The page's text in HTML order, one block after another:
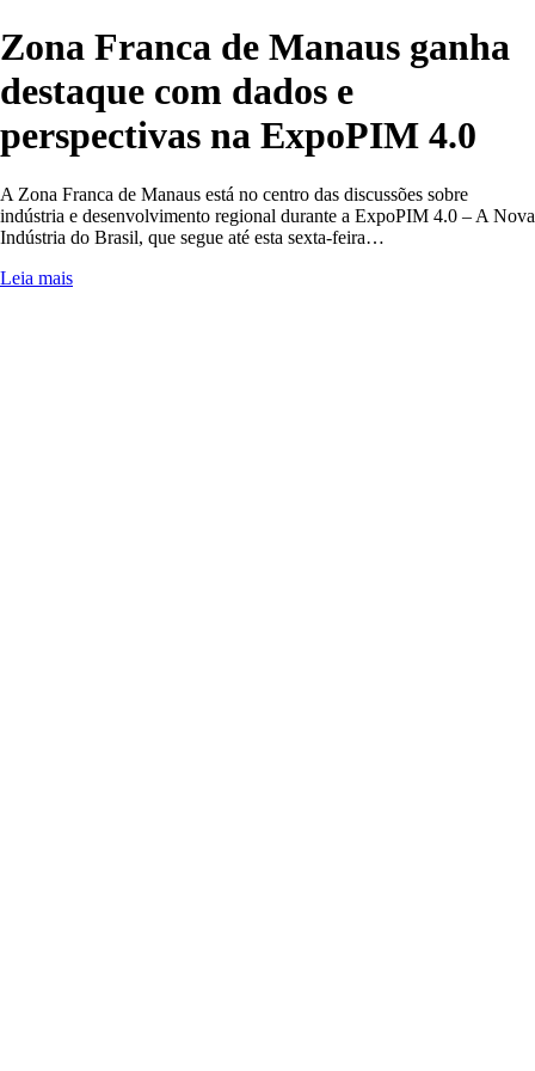
Zona Franca de Manaus ganha
destaque com dados e
perspectivas na ExpoPIM 4.0
A Zona Franca de Manaus está no centro das discussões sobre
indústria e desenvolvimento regional durante a ExpoPIM 4.0 – A Nova
Indústria do Brasil, que segue até esta sexta-feira…
Leia mais